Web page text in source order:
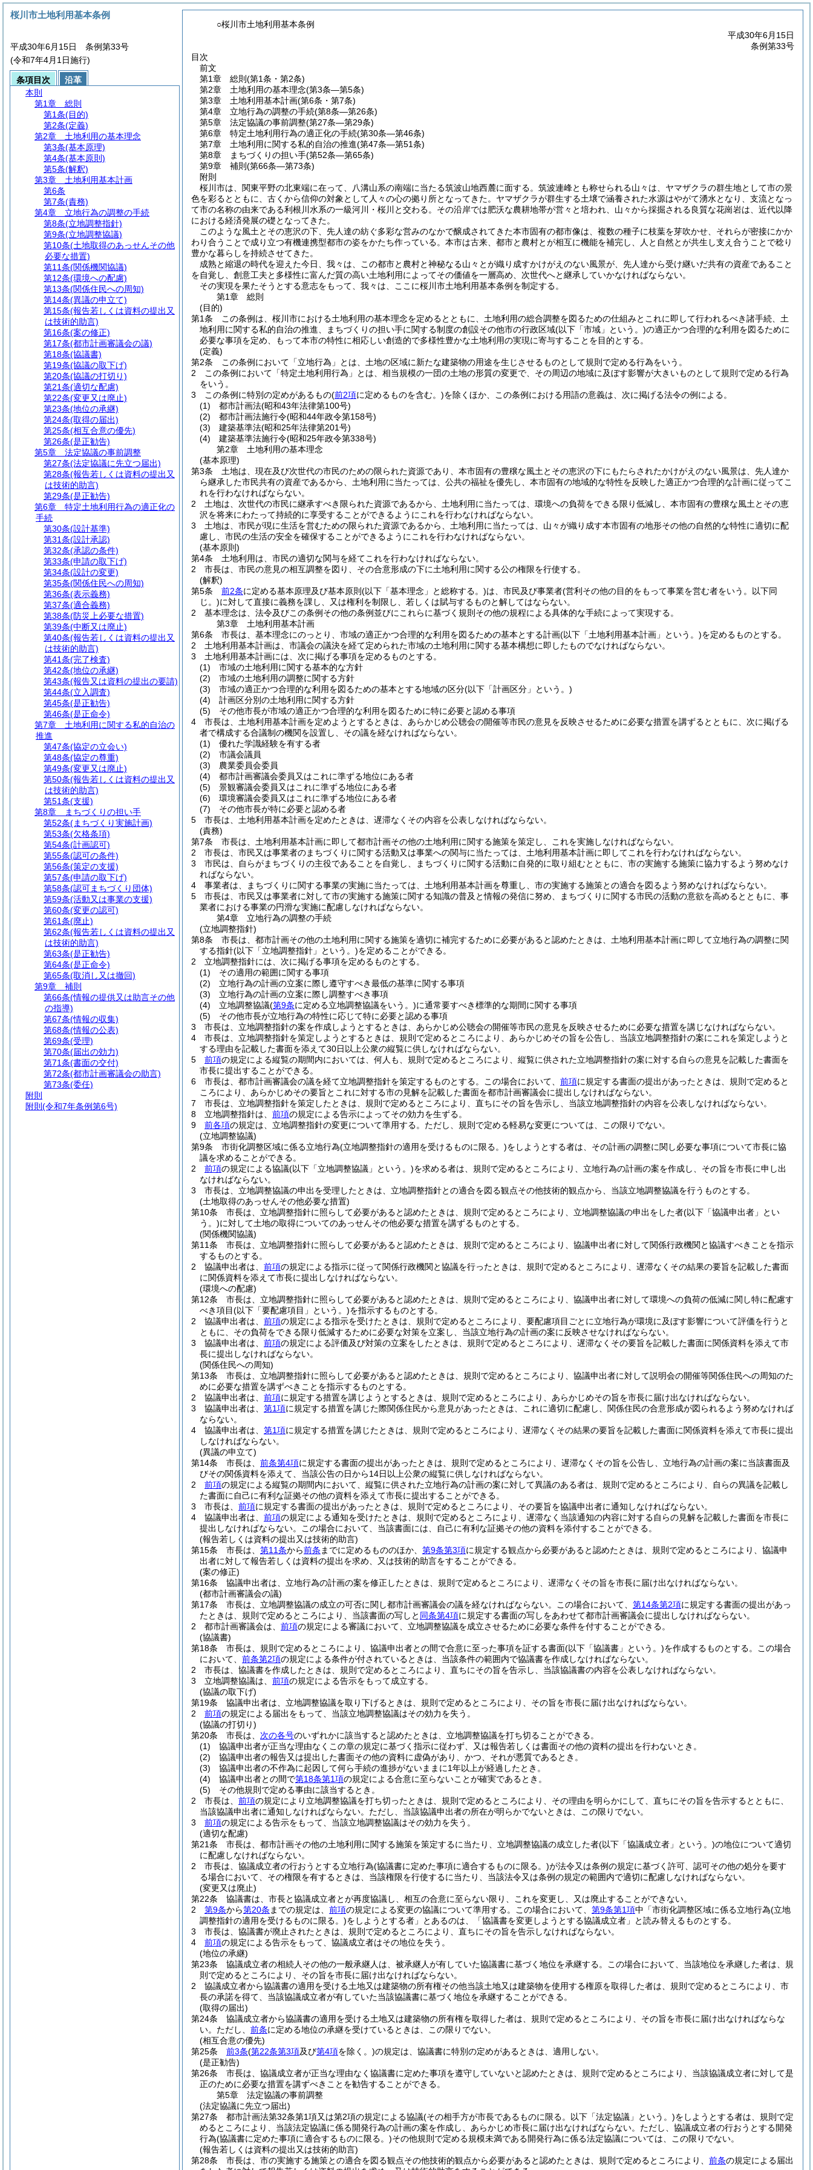
○桜川市土地利用基本条例
平成30年6月15日
条例第33号
目次
前文
第1章
総則 (第1条・第2条)
第2章
土地利用の基本理念(第3条―第5条)
第3章
土地利用基本計画(第6条・第7条)
第4章
立地行為の調整の手続(第8条―第26条)
第5章
法定協議の事前調整(第27条―第29条)
第6章
特定土地利用行為の適正化の手続(第30条―第46条)
第7章
土地利用に関する私的自治の推進(第47条―第51条)
第8章
まちづくりの担い手(第52条―第65条)
第9章
補則 (第66条―第73条)
附則
桜川市は、関東平野の北東端に在って、八溝山系の南端に当たる筑波山地西麓に面する。筑波連峰とも称せられる山々は、ヤマザクラの群生地として市の景
色を彩るとともに、古くから信仰の対象として人々の心の拠り所となってきた。ヤマザクラが群生する土壌で涵養された水源はやがて湧水となり、支流となっ
て市の名称の由来である利根川水系の一級河川・桜川と交わる。その沿岸では肥沃な農耕地帯が営々と培われ、山々から採掘される良質な花崗岩は、近代以降
における経済発展の礎となってきた。
このような風土とその恵沢の下、先人達の紡ぐ多彩な営みのなかで醸成されてきた本市固有の都市像は、複数の種子に枝葉を芽吹かせ、それらが密接にかか
わり合うことで成り立つ有機連携型都市の姿をかたち作っている。本市は古来、都市と農村とが相互に機能を補完し、人と自然とが共生し支え合うことで稔り
豊かな暮らしを持続させてきた。
成熟と縮退の時代を迎えた今日、我々は、この都市と農村と神秘なる山々とが織り成すかけがえのない風景が、先人達から受け継いだ共有の資産であること
を自覚し、創意工夫と多様性に富んだ質の高い土地利用によってその価値を一層高め、次世代へと継承していかなければならない。
その実現を果たそうとする意志をもって、我々は、ここに桜川市土地利用基本条例を制定する。
第1章
総則
(目的)
第1条
この条例は、桜川市における土地利用の基本理念を定めるとともに、土地利用の総合調整を図るための仕組みとこれに即して行われるべき諸手続、土
地利用に関する私的自治の推進、まちづくりの担い手に関する制度の創設その他市の行政区域(以下「市域」という。)の適正かつ合理的な利用を図るために
必要な事項を定め、もって本市の特性に相応しい創造的で多様性豊かな土地利用の実現に寄与することを目的とする。
(定義)
第2条
この条例において「立地行為」とは、土地の区域に新たな建築物の用途を生じさせるものとして規則で定める行為をいう。
2
この条例において「特定土地利用行為」とは、相当規模の一団の土地の形質の変更で、その周辺の地域に及ぼす影響が大きいものとして規則で定める行為
をいう。
3
この条例に特別の定めがあるもの(前2項に定めるものを含む。)を除くほか、この条例における用語の意義は、次に掲げる法令の例による。
(1)
都市計画法(昭和43年法律第100号)
(2)
都市計画法施行令(昭和44年政令第158号)
(3)
建築基準法(昭和25年法律第201号)
(4)
建築基準法施行令(昭和25年政令第338号)
第2章
土地利用の基本理念
(基本原理)
第3条
土地は、現在及び次世代の市民のための限られた資源であり、本市固有の豊穣な風土とその恵沢の下にもたらされたかけがえのない風景は、先人達か
ら継承した市民共有の資産であるから、土地利用に当たっては、公共の福祉を優先し、本市固有の地域的な特性を反映した適正かつ合理的な計画に従ってこ
れを行わなければならない。
2
土地は、次世代の市民に継承すべき限られた資源であるから、土地利用に当たっては、環境への負荷をできる限り低減し、本市固有の豊穣な風土とその恵
沢を将来にわたって持続的に享受することができるようにこれを行わなければならない。
3
土地は、市民が現に生活を営むための限られた資源であるから、土地利用に当たっては、山々が織り成す本市固有の地形その他の自然的な特性に適切に配
慮し、市民の生活の安全を確保することができるようにこれを行わなければならない。
(基本原則)
第4条
土地利用は、市民の適切な関与を経てこれを行わなければならない。
2
市長は、市民の意見の相互調整を図り、その合意形成の下に土地利用に関する公の権限を行使する。
(解釈)
第5条
前2条に定める基本原理及び基本原則 (以下「基本理念」と総称する。)は、市民及び事業者(営利その他の目的をもって事業を営む者をいう。以下同
じ。)に対して直接に義務を課し、又は権利を制限し、若しくは賦与するものと解してはならない。
2
基本理念は、法令及びこの条例その他の条例並びにこれらに基づく規則その他の規程による具体的な手続によって実現する。
第3章
土地利用基本計画
第6条
市長は、基本理念にのっとり、市域の適正かつ合理的な利用を図るための基本とする計画(以下「土地利用基本計画」という。)を定めるものとする。
2
土地利用基本計画は、市議会の議決を経て定められた市域の土地利用に関する基本構想に即したものでなければならない。
3
土地利用基本計画には、次に掲げる事項を定めるものとする。
(1)
市域の土地利用に関する基本的な方針
(2)
市域の土地利用の調整に関する方針
(3)
市域の適正かつ合理的な利用を図るための基本とする地域の区分(以下「計画区分」という。)
(4)
計画区分別の土地利用に関する方針
(5)
その他市長が市域の適正かつ合理的な利用を図るために特に必要と認める事項
4
市長は、土地利用基本計画を定めようとするときは、あらかじめ公聴会の開催等市民の意見を反映させるために必要な措置を講ずるとともに、次に掲げる
者で構成する合議制の機関を設置し、その議を経なければならない。
(1)
優れた学識経験を有する者
(2)
市議会議員
(3)
農業委員会委員
(4)
都市計画審議会委員又はこれに準ずる地位にある者
(5)
景観審議会委員又はこれに準ずる地位にある者
(6)
環境審議会委員又はこれに準ずる地位にある者
(7)
その他市長が特に必要と認める者
5
市長は、土地利用基本計画を定めたときは、遅滞なくその内容を公表しなければならない。
(責務)
第7条
市長は、土地利用基本計画に即して都市計画その他の土地利用に関する施策を策定し、これを実施しなければならない。
2
市長は、市民又は事業者のまちづくりに関する活動又は事業への関与に当たっては、土地利用基本計画に即してこれを行わなければならない。
3
市民は、自らがまちづくりの主役であることを自覚し、まちづくりに関する活動に自発的に取り組むとともに、市の実施する施策に協力するよう努めなけ
ればならない。
4
事業者は、まちづくりに関する事業の実施に当たっては、土地利用基本計画を尊重し、市の実施する施策との適合を図るよう努めなければならない。
5
市長は、市民又は事業者に対して市の実施する施策に関する知識の普及と情報の発信に努め、まちづくりに関する市民の活動の意欲を高めるとともに、事
業者における事業の円滑な実施に配慮しなければならない。
第4章
立地行為の調整の手続
(立地調整指針)
第8条
市長は、都市計画その他の土地利用に関する施策を適切に補完するために必要があると認めたときは、土地利用基本計画に即して立地行為の調整に関
する指針(以下「立地調整指針」という。)を定めることができる。
2
立地調整指針には、次に掲げる事項を定めるものとする。
(1)
その適用の範囲に関する事項
(2)
立地行為の計画の立案に際し遵守すべき最低の基準に関する事項
(3)
立地行為の計画の立案に際し調整すべき事項
(4)
立地調整協議(第9条に定める立地調整協議をいう。)に通常要すべき標準的な期間に関する事項
(5)
その他市長が立地行為の特性に応じて特に必要と認める事項
3
市長は、立地調整指針の案を作成しようとするときは、あらかじめ公聴会の開催等市民の意見を反映させるために必要な措置を講じなければならない。
4
市長は、立地調整指針を策定しようとするときは、規則で定めるところにより、あらかじめその旨を公告し、当該立地調整指針の案にこれを策定しようと
する理由を記載した書面を添えて30日以上公衆の縦覧に供しなければならない。
5
前項の規定による縦覧の期間内においては、何人も、規則で定めるところにより、縦覧に供された立地調整指針の案に対する自らの意見を記載した書面を
市長に提出することができる。
6
市長は、都市計画審議会の議を経て立地調整指針を策定するものとする。 この場合において、 前項に規定する書面の提出があったときは、規則で定めると
ころにより、あらかじめその要旨とこれに対する市の見解を記載した書面を都市計画審議会に提出しなければならない。
7
市長は、立地調整指針を策定したときは、規則で定めるところにより、直ちにその旨を告示し、当該立地調整指針の内容を公表しなければならない。
8
立地調整指針は、 前項の規定による告示によってその効力を生ずる。
9
前各項の規定は、立地調整指針の変更について準用する。 ただし、規則で定める軽易な変更については、この限りでない。
(立地調整協議)
第9条
市街化調整区域に係る立地行為(立地調整指針の適用を受けるものに限る。)をしようとする者は、その計画の調整に関し必要な事項について市長に協
議を求めることができる。
2
前項の規定による協議(以下「立地調整協議」という。)を求める者は、規則で定めるところにより、立地行為の計画の案を作成し、その旨を市長に申し出
なければならない。
3
市長は、立地調整協議の申出を受理したときは、立地調整指針との適合を図る観点その他技術的観点から、当該立地調整協議を行うものとする。
(土地取得のあっせんその他必要な措置)
第10条
市長は、立地調整指針に照らして必要があると認めたときは、規則で定めるところにより、立地調整協議の申出をした者(以下「協議申出者」とい
う。)に対して土地の取得についてのあっせんその他必要な措置を講ずるものとする。
(関係機関協議)
第11条
市長は、立地調整指針に照らして必要があると認めたときは、規則で定めるところにより、協議申出者に対して関係行政機関と協議すべきことを指示
するものとする。
2
協議申出者は、 前項の規定による指示に従って関係行政機関と協議を行ったときは、規則で定めるところにより、遅滞なくその結果の要旨を記載した書面
に関係資料を添えて市長に提出しなければならない。
(環境への配慮)
第12条
市長は、立地調整指針に照らして必要があると認めたときは、規則で定めるところにより、協議申出者に対して環境への負荷の低減に関し特に配慮す
べき項目(以下「要配慮項目」という。)を指示するものとする。
2
協議申出者は、 前項の規定による指示を受けたときは、規則で定めるところにより、要配慮項目ごとに立地行為が環境に及ぼす影響について評価を行うと
ともに、その負荷をできる限り低減するために必要な対策を立案し、当該立地行為の計画の案に反映させなければならない。
3
協議申出者は、 前項の規定による評価及び対策の立案をしたときは、規則で定めるところにより、遅滞なくその要旨を記載した書面に関係資料を添えて市
長に提出しなければならない。
(関係住民への周知)
第13条
市長は、立地調整指針に照らして必要があると認めたときは、規則で定めるところにより、協議申出者に対して説明会の開催等関係住民への周知のた
めに必要な措置を講ずべきことを指示するものとする。
2
協議申出者は、 前項に規定する措置を講じようとするときは、規則で定めるところにより、あらかじめその旨を市長に届け出なければならない。
3
協議申出者は、 第1項に規定する措置を講じた際関係住民から意見があったときは、これに適切に配慮し、関係住民の合意形成が図られるよう努めなければ
ならない。
4
協議申出者は、 第1項に規定する措置を講じたときは、規則で定めるところにより、遅滞なくその結果の要旨を記載した書面に関係資料を添えて市長に提出
しなければならない。
(異議の申立て)
第14条
市長は、 前条第4項に規定する書面の提出があったときは、規則で定めるところにより、遅滞なくその旨を公告し、立地行為の計画の案に当該書面及
びその関係資料を添えて、当該公告の日から14日以上公衆の縦覧に供しなければならない。
2
前項の規定による縦覧の期間内において、縦覧に供された立地行為の計画の案に対して異議のある者は、規則で定めるところにより、自らの異議を記載し
た書面に自己に有利な証拠その他の資料を添えて市長に提出することができる。
3
市長は、 前項に規定する書面の提出があったときは、規則で定めるところにより、その要旨を協議申出者に通知しなければならない。
4
協議申出者は、 前項の規定による通知を受けたときは、規則で定めるところにより、遅滞なく当該通知の内容に対する自らの見解を記載した書面を市長に
提出しなければならない。
この場合において、当該書面には、自己に有利な証拠その他の資料を添付することができる。
(報告若しくは資料の提出又は技術的助言)
第15条
市長は、 第11条から前条 までに定めるもののほか、 第9条第3項に規定する観点から必要があると認めたときは、規則で定めるところにより、協議申
出者に対して報告若しくは資料の提出を求め、又は技術的助言をすることができる。
(案の修正)
第16条
協議申出者は、立地行為の計画の案を修正したときは、規則で定めるところにより、遅滞なくその旨を市長に届け出なければならない。
(都市計画審議会の議)
第17条
市長は、立地調整協議の成立の可否に関し都市計画審議会の議を経なければならない。 この場合において、 第14条第2項に規定する書面の提出があっ
たときは、規則で定めるところにより、当該書面の写しと 同条第4項に規定する書面の写しをあわせて都市計画審議会に提出しなければならない。
2
都市計画審議会は、 前項の規定による審議において、立地調整協議を成立させるために必要な条件を付することができる。
(協議書)
第18条
市長は、規則で定めるところにより、協議申出者との間で合意に至った事項を証する書面(以下「協議書」という。)を作成するものとする。
この場合
において、 前条第2項の規定による条件が付されているときは、当該条件の範囲内で協議書を作成しなければならない。
2
市長は、協議書を作成したときは、規則で定めるところにより、直ちにその旨を告示し、当該協議書の内容を公表しなければならない。
3
立地調整協議は、 前項の規定による告示をもって成立する。
(協議の取下げ)
第19条
協議申出者は、立地調整協議を取り下げるときは、規則で定めるところにより、その旨を市長に届け出なければならない。
2
前項の規定による届出をもって、当該立地調整協議はその効力を失う。
(協議の打切り)
第20条
市長は、 次の各号のいずれかに該当すると認めたときは、立地調整協議を打ち切ることができる。
(1)
協議申出者が正当な理由なくこの章の規定に基づく指示に従わず、又は報告若しくは書面その他の資料の提出を行わないとき。
(2)
協議申出者の報告又は提出した書面その他の資料に虚偽があり、かつ、それが悪質であるとき。
(3)
協議申出者の不作為に起因して何ら手続の進捗がないままに1年以上が経過したとき。
(4)
協議申出者との間で第18条第1項の規定による合意に至らないことが確実であるとき。
(5)
その他規則で定める事由に該当するとき。
2
市長は、 前項の規定により立地調整協議を打ち切ったときは、規則で定めるところにより、その理由を明らかにして、直ちにその旨を告示するとともに、
当該協議申出者に通知しなければならない。 ただし、当該協議申出者の所在が明らかでないときは、この限りでない。
3
前項の規定による告示をもって、当該立地調整協議はその効力を失う。
(適切な配慮)
第21条
市長は、都市計画その他の土地利用に関する施策を策定するに当たり、立地調整協議の成立した者(以下「協議成立者」という。)の地位について適切
に配慮しなければならない。
2
市長は、協議成立者の行おうとする立地行為(協議書に定めた事項に適合するものに限る。)が法令又は条例の規定に基づく許可、認可その他の処分を要す
る場合において、その権限を有するときは、当該権限を行使するに当たり、当該法令又は条例の規定の範囲内で適切に配慮しなければならない。
(変更又は廃止)
第22条
協議書は、市長と協議成立者とが再度協議し、相互の合意に至らない限り、これを変更し、又は廃止することができない。
2
第9条から第20条 までの規定は、 前項の規定による変更の協議について準用する。 この場合において、 第9条第1項中「市街化調整区域に係る立地行為(立地
調整指針の適用を受けるものに限る。)をしようとする者」とあるのは、「協議書を変更しようとする協議成立者」と読み替えるものとする。
3
市長は、協議書が廃止されたときは、規則で定めるところにより、直ちにその旨を告示しなければならない。
4
前項の規定による告示をもって、協議成立者はその地位を失う。
(地位の承継)
第23条
協議成立者の相続人その他の一般承継人は、被承継人が有していた協議書に基づく地位を承継する。
この場合において、当該地位を承継した者は、規
則で定めるところにより、その旨を市長に届け出なければならない。
2
協議成立者から協議書の適用を受ける土地又は建築物の所有権その他当該土地又は建築物を使用する権原を取得した者は、規則で定めるところにより、市
長の承諾を得て、当該協議成立者が有していた当該協議書に基づく地位を承継することができる。
(取得の届出)
第24条
協議成立者から協議書の適用を受ける土地又は建築物の所有権を取得した者は、規則で定めるところにより、その旨を市長に届け出なければならな
い。 ただし、 前条に定める地位の承継を受けているときは、この限りでない。
(相互合意の優先)
第25条
前3条(第22条第3項及び第4項を除く。)の規定は、協議書に特別の定めがあるときは、適用しない。
(是正勧告)
第26条
市長は、協議成立者が正当な理由なく協議書に定めた事項を遵守していないと認めたときは、規則で定めるところにより、当該協議成立者に対して是
正のために必要な措置を講ずべきことを勧告することができる。
第5章
法定協議の事前調整
(法定協議に先立つ届出)
第27条
都市計画法第32条第1項又は第2項の規定による協議(その相手方が市長であるものに限る。以下「法定協議」という。)をしようとする者は、規則で定
めるところにより、当該法定協議に係る開発行為の計画の案を作成し、あらかじめ市長に届け出なければならない。 ただし、協議成立者の行おうとする開発
行為(協議書に定めた事項に適合するものに限る。)その他規則で定める規模未満である開発行為に係る法定協議については、この限りでない。
(報告若しくは資料の提出又は技術的助言)
第28条
市長は、市の実施する施策との適合を図る観点その他技術的観点から必要があると認めたときは、規則で定めるところにより、 前条の規定による届出
桜川市土地利用基本条例
平成30年6月15日 条例第33号
(令和7年4月1日施行)
条項目次
沿革
本則
第1章
総則
第1条(目的)
第2条(定義)
第2章
土地利用の基本理念
第3条(基本原理)
第4条(基本原則)
第5条(解釈)
第3章
土地利用基本計画
第6条
第7条(責務)
第4章
立地行為の調整の手続
第8条(立地調整指針)
第9条(立地調整協議)
第10条(土地取得のあっせんその他
必要な措置)
第11条(関係機関協議)
第12条(環境への配慮)
第13条(関係住民への周知)
第14条(異議の申立て)
第15条(報告若しくは資料の提出又
は技術的助言)
第16条(案の修正)
第17条(都市計画審議会の議)
第18条(協議書)
第19条(協議の取下げ)
第20条(協議の打切り)
第21条(適切な配慮)
第22条(変更又は廃止)
第23条(地位の承継)
第24条(取得の届出)
第25条(相互合意の優先)
第26条(是正勧告)
第5章
法定協議の事前調整
第27条(法定協議に先立つ届出)
第28条(報告若しくは資料の提出又
は技術的助言)
第29条(是正勧告)
第6章
特定土地利用行為の適正化の
手続
第30条(設計基準)
第31条(設計承認)
第32条(承認の条件)
第33条(申請の取下げ)
第34条(設計の変更)
第35条(関係住民への周知)
第36条(表示義務)
第37条(適合義務)
第38条(防災上必要な措置)
第39条(中断又は廃止)
第40条(報告若しくは資料の提出又
は技術的助言)
第41条(完了検査)
第42条(地位の承継)
第43条(報告又は資料の提出の要請)
第44条(立入調査)
第45条(是正勧告)
第46条(是正命令)
第7章
土地利用に関する私的自治の
推進
第47条(協定の立会い)
第48条(協定の尊重)
第49条(変更又は廃止)
第50条(報告若しくは資料の提出又
は技術的助言)
第51条(支援)
第8章
まちづくりの担い手
第52条(まちづくり実施計画)
第53条(欠格条項)
第54条(計画認可)
第55条(認可の条件)
第56条(策定の支援)
第57条(申請の取下げ)
第58条(認可まちづくり団体)
第59条(活動又は事業の支援)
第60条(変更の認可)
第61条(廃止)
第62条(報告若しくは資料の提出又
は技術的助言)
第63条(是正勧告)
第64条(是正命令)
第65条(取消し又は撤回)
第9章
補則
第66条(情報の提供又は助言その他
の指導)
第67条(情報の収集)
第68条(情報の公表)
第69条(受理)
第70条(届出の効力)
第71条(書面の交付)
第72条(都市計画審議会の助言)
第73条(委任)
附則
附則 (令和7年条例第6号)